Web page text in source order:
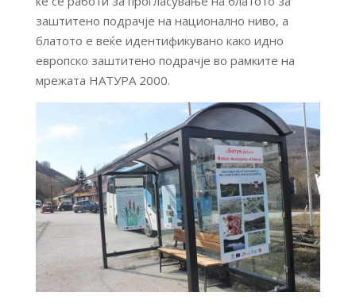
заштитено подрачје на национално ниво, а
блатото е веќе идентификувано како идно
европско заштитено подрачје во рамките на
мрежата НАТУРА 2000.